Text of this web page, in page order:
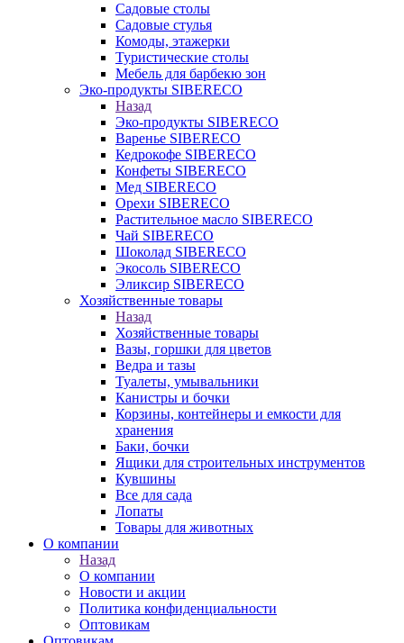
Садовые столы
Садовые стулья
Комоды, этажерки
Туристические столы
Мебель для барбекю зон
Эко-продукты SIBERECO
Назад
Эко-продукты SIBERECO
Варенье SIBERECO
Кедрокофе SIBERECO
Конфеты SIBERECO
Мед SIBERECO
Орехи SIBERECO
Растительное масло SIBERECO
Чай SIBERECO
Шоколад SIBERECO
Экосоль SIBERECO
Эликсир SIBERECO
Хозяйственные товары
Назад
Хозяйственные товары
Вазы, горшки для цветов
Ведра и тазы
Туалеты, умывальники
Канистры и бочки
Корзины, контейнеры и емкости для
хранения
Баки, бочки
Ящики для строительных инструментов
Кувшины
Все для сада
Лопаты
Товары для животных
О компании
Назад
О компании
Новости и акции
Политика конфиденциальности
Оптовикам